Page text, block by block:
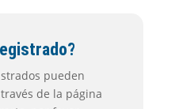
pueden
de la página